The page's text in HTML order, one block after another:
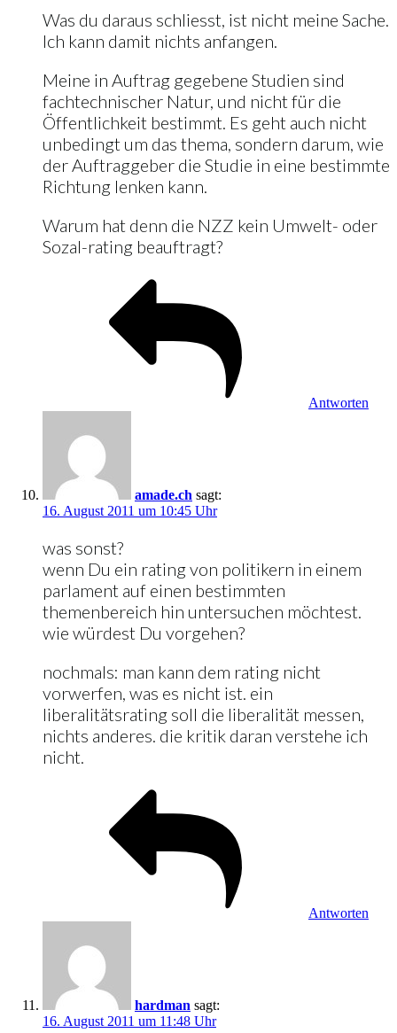
Was du daraus schliesst, ist nicht meine Sache.
Ich kann damit nichts anfangen.
Meine in Auftrag gegebene Studien sind
fachtechnischer Natur, und nicht für die
Öffentlichkeit bestimmt. Es geht auch nicht
unbedingt um das thema, sondern darum, wie
der Auftraggeber die Studie in eine bestimmte
Richtung lenken kann.
Warum hat denn die NZZ kein Umwelt- oder
Sozal-rating beauftragt?
Antworten
amade.ch sagt:
16. August 2011 um 10:45 Uhr
was sonst?
wenn Du ein rating von politikern in einem
parlament auf einen bestimmten
themenbereich hin untersuchen möchtest.
wie würdest Du vorgehen?
nochmals: man kann dem rating nicht
vorwerfen, was es nicht ist. ein
liberalitätsrating soll die liberalität messen,
nichts anderes. die kritik daran verstehe ich
nicht.
Antworten
hardman sagt:
16. August 2011 um 11:48 Uhr